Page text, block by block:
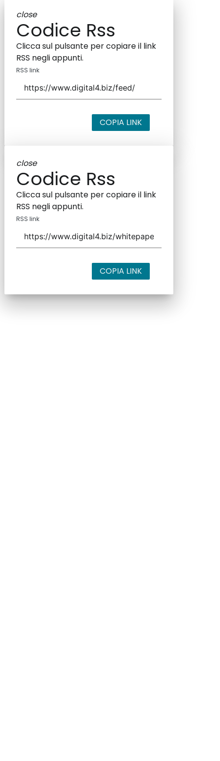
close
Codice Rss
Clicca sul pulsante per copiare il link
RSS negli appunti.
RSS link
COPIA LINK
close
Codice Rss
Clicca sul pulsante per copiare il link
RSS negli appunti.
RSS link
COPIA LINK